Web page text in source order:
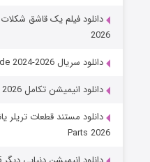
2026
دانلود سریال One Hundred Years of Solitude 2024-2026
دانلود انیمیشن تکامل Evolution 2026
Parts 2026